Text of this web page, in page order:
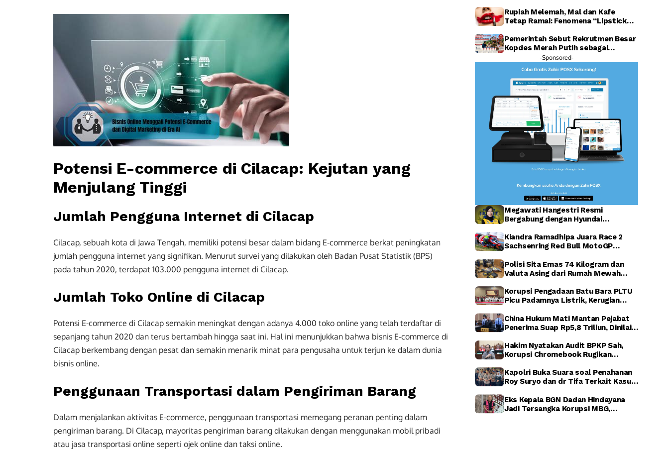
Potensi E-commerce di Cilacap: Kejutan yang
Menjulang Tinggi
Jumlah Pengguna Internet di Cilacap
Cilacap, sebuah kota di Jawa Tengah, memiliki potensi besar dalam bidang E-commerce berkat peningkatan
jumlah pengguna internet yang signifikan. Menurut survei yang dilakukan oleh Badan Pusat Statistik (BPS)
pada tahun 2020, terdapat 103.000 pengguna internet di Cilacap.
Jumlah Toko Online di Cilacap
Potensi E-commerce di Cilacap semakin meningkat dengan adanya 4.000 toko online yang telah terdaftar di
sepanjang tahun 2020 dan terus bertambah hingga saat ini. Hal ini menunjukkan bahwa bisnis E-commerce di
Cilacap berkembang dengan pesat dan semakin menarik minat para pengusaha untuk terjun ke dalam dunia
bisnis online.
Penggunaan Transportasi dalam Pengiriman Barang
Dalam menjalankan aktivitas E-commerce, penggunaan transportasi memegang peranan penting dalam
pengiriman barang. Di Cilacap, mayoritas pengiriman barang dilakukan dengan menggunakan mobil pribadi
atau jasa transportasi online seperti ojek online dan taksi online.
Rupiah Melemah, Mal dan Kafe
Tetap Ramai: Fenomena “Lipstick
Pemerintah Sebut Rekrutmen Besar
Kopdes Merah Putih sebagai
Investasi SDM Raksasa
-Sponsored-
Megawati Hangestri Resmi
Bergabung dengan Hyundai
Sambut Penuh Harapan
Kiandra Ramadhipa Juara Race 2
Sachsenring Red Bull MotoGP
Berkumandang di Jerman
Polisi Sita Emas 74 Kilogram dan
Valuta Asing dari Rumah Mewah
ASABRI, dan Krakatau Steel
Korupsi Pengadaan Batu Bara PLTU
Picu Padamnya Listrik, Kerugian
China Hukum Mati Mantan Pejabat
Penerima Suap Rp5,8 Triliun, Dinilai
Hakim Nyatakan Audit BPKP Sah,
Korupsi Chromebook Rugikan
Kapolri Buka Suara soal Penahanan
Roy Suryo dan dr Tifa Terkait Kasus
Eks Kepala BGN Dadan Hindayana
Jadi Tersangka Korupsi MBG,